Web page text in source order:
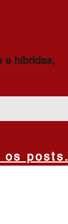
e híbridas,
os posts.